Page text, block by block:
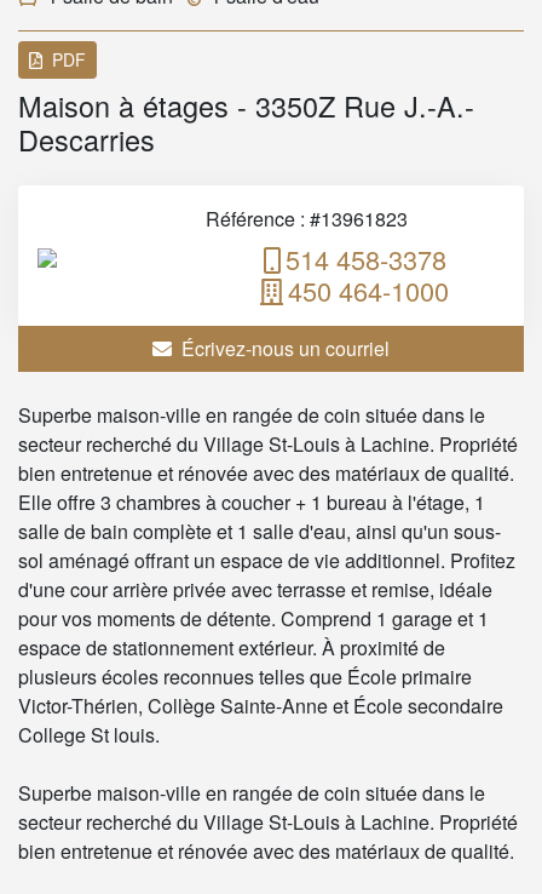
PDF
Maison à étages - 3350Z Rue J.-A.-
Descarries
Référence : #13961823
514 458-3378
450 464-1000
Écrivez-nous un courriel
Superbe maison-ville en rangée de coin située dans le
secteur recherché du Village St-Louis à Lachine. Propriété
bien entretenue et rénovée avec des matériaux de qualité.
Elle offre 3 chambres à coucher + 1 bureau à l'étage, 1
salle de bain complète et 1 salle d'eau, ainsi qu'un sous-
sol aménagé offrant un espace de vie additionnel. Profitez
d'une cour arrière privée avec terrasse et remise, idéale
pour vos moments de détente. Comprend 1 garage et 1
espace de stationnement extérieur. À proximité de
plusieurs écoles reconnues telles que École primaire
Victor-Thérien, Collège Sainte-Anne et École secondaire
College St louis.
Superbe maison-ville en rangée de coin située dans le
secteur recherché du Village St-Louis à Lachine. Propriété
bien entretenue et rénovée avec des matériaux de qualité.